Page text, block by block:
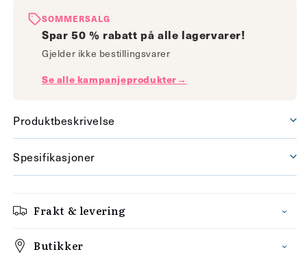
SOMMERSALG
Spar 50 % rabatt på alle lagervarer!
Gjelder ikke bestillingsvarer
Se alle kampanjeprodukter→
Produktbeskrivelse
Spesifikasjoner
Frakt & levering
Butikker